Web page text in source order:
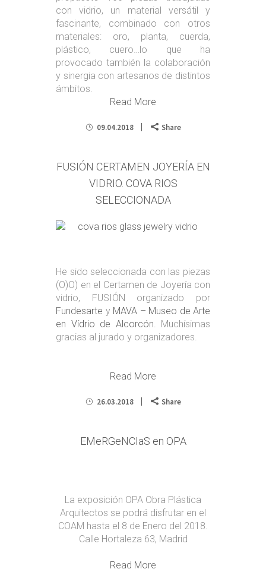
con vidrio, un material versátil y
fascinante, combinado con otros
materiales: oro, planta, cuerda,
plástico, cuero…lo que ha
provocado también la colaboración
y sinergia con artesanos de distintos
ámbitos.
Read More
09.04.2018 Share
FUSIÓN CERTAMEN JOYERÍA EN
VIDRIO. COVA RIOS
SELECCIONADA
He sido seleccionada con las piezas
(O)O) en el Certamen de Joyería con
vidrio, FUSIÓN organizado por
Fundesarte y MAVA – Museo de Arte
en Vídrio de Alcorcón. Muchísimas
gracias al jurado y organizadores.
Read More
26.03.2018 Share
EMeRGeNCIaS en OPA
La exposición OPA Obra Plástica
Arquitectos se podrá disfrutar en el
COAM hasta el 8 de Enero del 2018.
Calle Hortaleza 63, Madrid
Read More